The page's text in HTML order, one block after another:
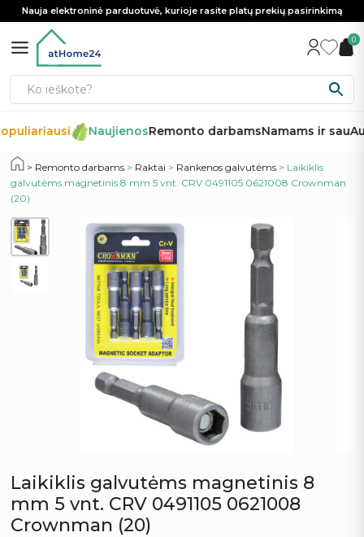
Nauja elektroninė parduotuvė, kurioje rasite platų prekių pasirinkimą
0
NaujienosRemonto darbamsNamams ir sau
Remonto darbams > Raktai > Rankenos galvutėms > Laikiklis
galvutėms magnetinis 8 mm 5 vnt. CRV 0491105 0621008 Crownman
(20)
Laikiklis galvutėms magnetinis 8
mm 5 vnt. CRV 0491105 0621008
Crownman (20)